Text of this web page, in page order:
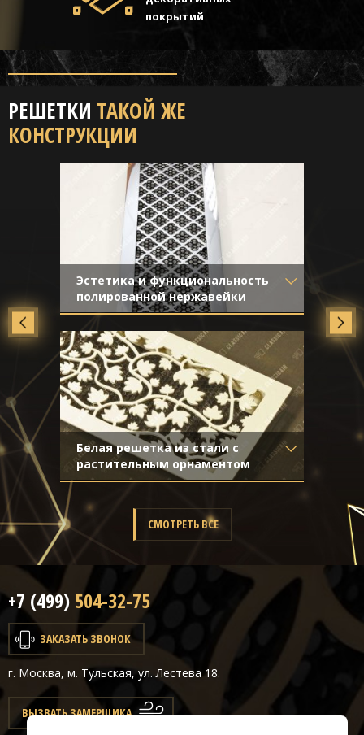
покрытий
РЕШЕТКИ ТАКОЙ ЖЕ
КОНСТРУКЦИИ
Эстетика и функциональность
полированной нержавейки
Материал- Нержавеющая
сталь
Отделка- Полированная
нержавейка
Белая решетка из стали с
растительным орнаментом
Материал- Обычная сталь
СМОТРЕТЬ ВСЕ
+7 (499) 504-32-75
ЗАКАЗАТЬ ЗВОНОК
г. Москва, м. Тульская, ул. Лестева 18.
ВЫЗВАТЬ ЗАМЕРЩИКА